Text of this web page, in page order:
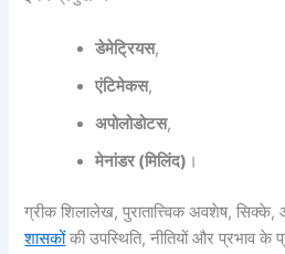
डेमेट्रियस,
एंटिमेकस,
अपोलोडोटस,
मेनांडर (मिलिंद) ।
ग्रीक शिलालेख, पुरातात्त्विक अवशेष, सिक्के,
शासकोंकी उपस्थिति, नीतियों और प्रभाव के